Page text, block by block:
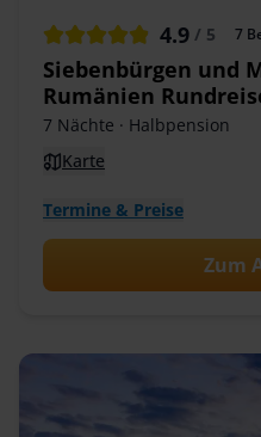
4.9 / 5 7
Siebenbürgen und
Rumänien
7 Nächte · Halbpension
Karte
Termine & Preise
Zum